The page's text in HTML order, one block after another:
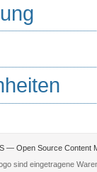
— Open Source Content
sind eingetragene